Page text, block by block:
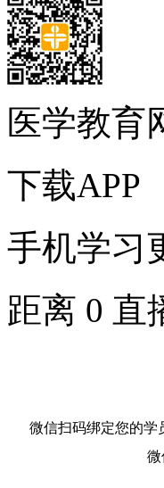
医学教育
下载APP
手机学习
距离 0 直
微信扫码绑定您的学
微